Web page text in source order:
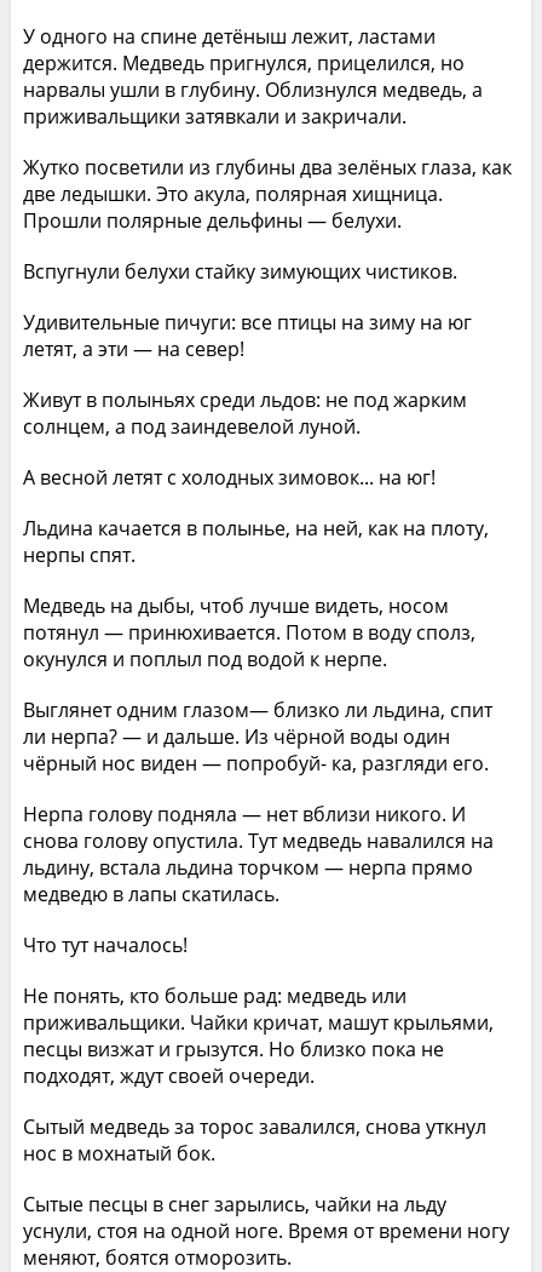
У одного на спине детёныш лежит, ластами
держится. Медведь пригнулся, прицелился, но
нарвалы ушли в глубину. Облизнулся медведь, а
приживальщики затявкали и закричали.
Жутко посветили из глубины два зелёных глаза, как
две ледышки. Это акула, полярная хищница.
Прошли полярные дельфины — белухи.
Вспугнули белухи стайку зимующих чистиков.
Удивительные пичуги: все птицы на зиму на юг
летят, а эти — на север!
Живут в полыньях среди льдов: не под жарким
солнцем, а под заиндевелой луной.
А весной летят с холодных зимовок... на юг!
Льдина качается в полынье, на ней, как на плоту,
нерпы спят.
Медведь на дыбы, чтоб лучше видеть, носом
потянул — принюхивается. Потом в воду сполз,
окунулся и поплыл под водой к нерпе.
Выглянет одним глазом— близко ли льдина, спит
ли нерпа? — и дальше. Из чёрной воды один
чёрный нос виден — попробуй- ка, разгляди его.
Нерпа голову подняла — нет вблизи никого. И
снова голову опустила. Тут медведь навалился на
льдину, встала льдина торчком — нерпа прямо
медведю в лапы скатилась.
Что тут началось!
Не понять, кто больше рад: медведь или
приживальщики. Чайки кричат, машут крыльями,
песцы визжат и грызутся. Но близко пока не
подходят, ждут своей очереди.
Сытый медведь за торос завалился, снова уткнул
нос в мохнатый бок.
Сытые песцы в снег зарылись, чайки на льду
уснули, стоя на одной ноге. Время от времени ногу
меняют, боятся отморозить.